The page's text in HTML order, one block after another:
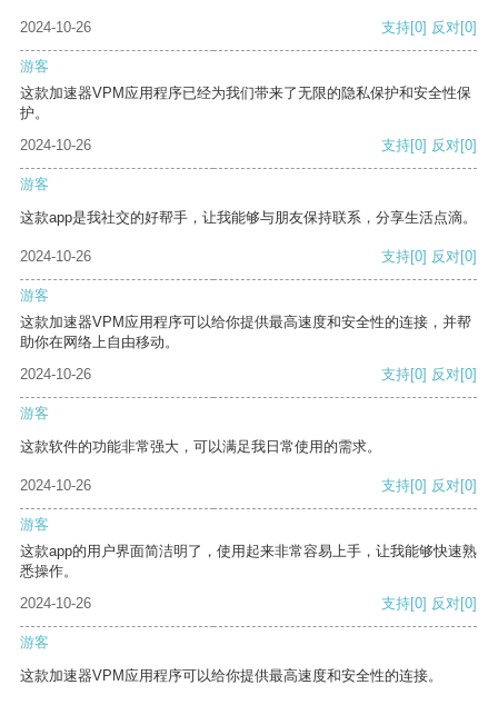
2024-10-26 支持[0] 反对[0]
游客
这款加速器VPM应用程序已经为我们带来了无限的隐私保护和安全性保
护。
2024-10-26
支持[0] 反对[0]
游客
这款app是我社交的好帮手，让我能够与朋友保持联系，分享生活点滴。
2024-10-26 支持[0] 反对[0]
游客
这款加速器VPM应用程序可以给你提供最高速度和安全性的连接，并帮
助你在网络上自由移动。
2024-10-26
支持[0] 反对[0]
游客
这款软件的功能非常强大，可以满足我日常使用的需求。
2024-10-26 支持[0] 反对[0]
游客
这款app的用户界面简洁明了，使用起来非常容易上手，让我能够快速熟
悉操作。
2024-10-26
支持[0] 反对[0]
游客
这款加速器VPM应用程序可以给你提供最高速度和安全性的连接。